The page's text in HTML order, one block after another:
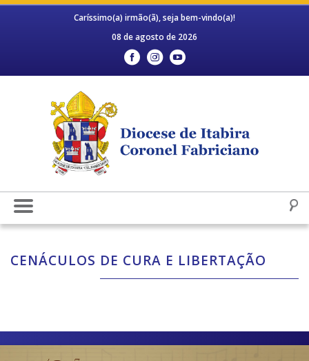
Caríssimo(a) irmão(ã), seja bem-vindo(a)!
08 de agosto de 2026
CENÁCULOS DE CURA E LIBERTAÇÃO